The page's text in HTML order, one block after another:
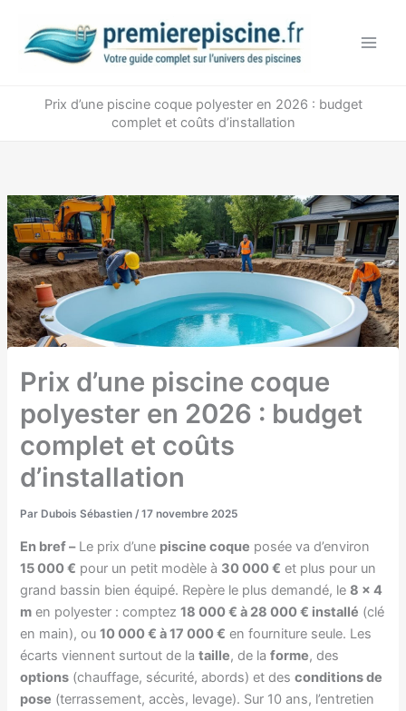
contenu
Prix d’une piscine coque polyester en 2026 : budget
complet et coûts d’installation
Prix d’une piscine coque
polyester en 2026 : budget
complet et coûts
d’installation
Par Dubois Sébastien/17 novembre 2025
En bref –Le prix d’une piscine coque posée va d’environ
15 000 € pour un petit modèle à 30 000 € et plus pour un
grand bassin bien équipé. Repère le plus demandé, le8 × 4
m en polyester : comptez18 000 € à 28 000 € installé (clé
en main), ou10 000 € à 17 000 € en fourniture seule. Les
écarts viennent surtout de lataille, de laforme, des
options (chauffage, sécurité, abords) et desconditions de
pose (terrassement, accès, levage). Sur 10 ans, l’entretien